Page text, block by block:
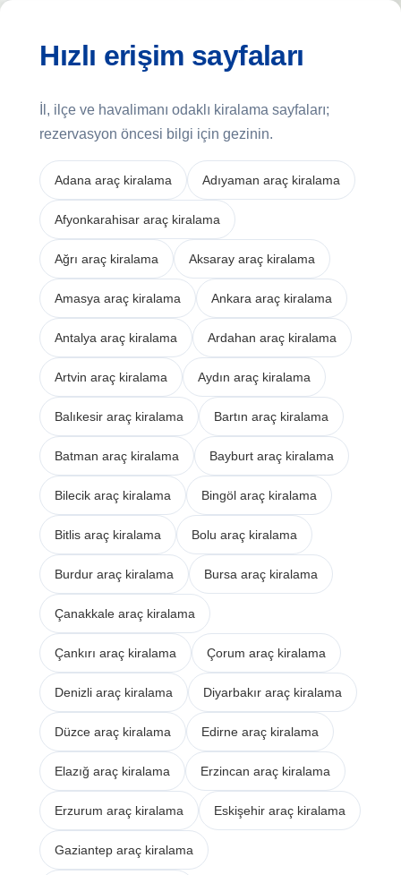
Hızlı erişim sayfaları
İl, ilçe ve havalimanı odaklı kiralama sayfaları;
rezervasyon öncesi bilgi için gezinin.
Adana araç kiralama Adıyaman araç kiralama
Afyonkarahisar araç kiralama
Ağrı araç kiralama Aksaray araç kiralama
Amasya araç kiralama Ankara araç kiralama
Antalya araç kiralama Ardahan araç kiralama
Artvin araç kiralama Aydın araç kiralama
Balıkesir araç kiralama Bartın araç kiralama
Batman araç kiralama Bayburt araç kiralama
Bilecik araç kiralama Bingöl araç kiralama
Bitlis araç kiralama Bolu araç kiralama
Burdur araç kiralama Bursa araç kiralama
Çanakkale araç kiralama
Çankırı araç kiralama Çorum araç kiralama
Denizli araç kiralama Diyarbakır araç kiralama
Düzce araç kiralama Edirne araç kiralama
Elazığ araç kiralama Erzincan araç kiralama
Erzurum araç kiralama Eskişehir araç kiralama
Gaziantep araç kiralama